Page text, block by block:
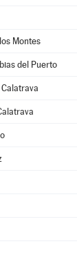
Montes
del Puerto